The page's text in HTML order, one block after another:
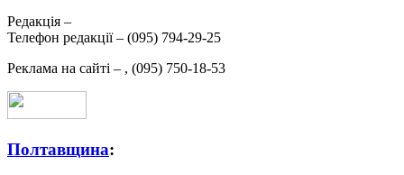
Редакція –
Телефон редакції – (095) 794-29-25
Реклама на сайті – , (095) 750-18-53
Полтавщина: